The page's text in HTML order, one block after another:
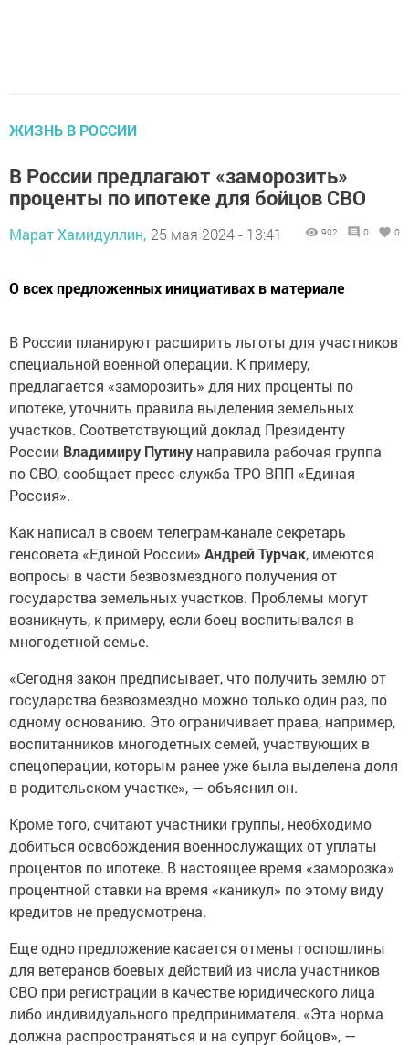
ЖИЗНЬ В РОССИИ
В России предлагают «заморозить»
проценты по ипотеке для бойцов СВО
Марат Хамидуллин, 25 мая 2024 - 13:41 902 0 0
О всех предложенных инициативах в материале
В России планируют расширить льготы для участников
специальной военной операции. К примеру,
предлагается «заморозить» для них проценты по
ипотеке, уточнить правила выделения земельных
участков. Соответствующий доклад Президенту
России Владимиру Путину направила рабочая группа
по СВО, сообщает пресс-служба ТРО ВПП «Единая
Россия».
Как написал в своем телеграм-канале секретарь
генсовета «Единой России» Андрей Турчак, имеются
вопросы в части безвозмездного получения от
государства земельных участков. Проблемы могут
возникнуть, к примеру, если боец воспитывался в
многодетной семье.
«Сегодня закон предписывает, что получить землю от
государства безвозмездно можно только один раз, по
одному основанию. Это ограничивает права, например,
воспитанников многодетных семей, участвующих в
спецоперации, которым ранее уже была выделена доля
в родительском участке», — объяснил он.
Кроме того, считают участники группы, необходимо
добиться освобождения военнослужащих от уплаты
процентов по ипотеке. В настоящее время «заморозка»
процентной ставки на время «каникул» по этому виду
кредитов не предусмотрена.
Еще одно предложение касается отмены госпошлины
для ветеранов боевых действий из числа участников
СВО при регистрации в качестве юридического лица
либо индивидуального предпринимателя. «Эта норма
должна распространяться и на супруг бойцов», —